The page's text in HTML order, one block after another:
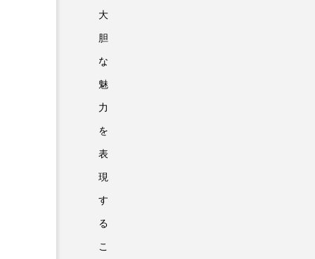
大
胆
な
魅
力
を
表
現
す
る
こ